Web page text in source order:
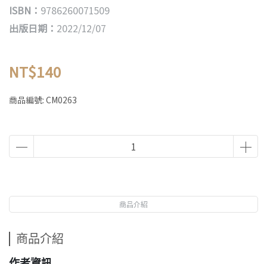
ISBN： 9786260071509
出版日期： 2022/12/07
NT$140
商品編號: CM0263
商品介紹
商品介紹